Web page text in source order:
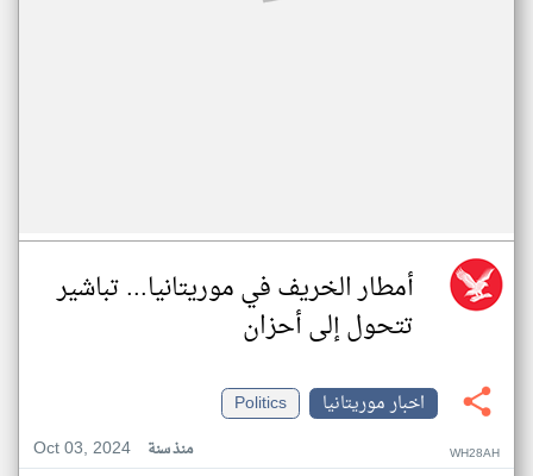
أمطار الخريف في موريتانيا... تباشير
تتحول إلى أحزان
اخبار موريتانيا
Politics
Oct 03, 2024
منذ سنة WH28AH